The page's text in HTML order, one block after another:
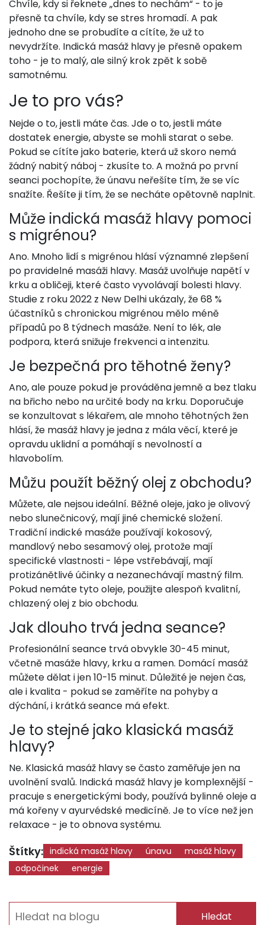
Chvíle, kdy si řeknete „dnes to nechám“ - to je
přesně ta chvíle, kdy se stres hromadí. A pak
jednoho dne se probudíte a cítíte, že už to
nevydržíte. Indická masáž hlavy je přesně opakem
toho - je to malý, ale silný krok zpět k sobě
samotnému.
Je to pro vás?
Nejde o to, jestli máte čas. Jde o to, jestli máte
dostatek energie, abyste se mohli starat o sebe.
Pokud se cítíte jako baterie, která už skoro nemá
žádný nabitý náboj - zkusíte to. A možná po první
seanci pochopíte, že únavu neřešíte tím, že se víc
snažíte. Řešíte ji tím, že se necháte opětovně naplnit.
Může indická masáž hlavy pomoci
s migrénou?
Ano. Mnoho lidí s migrénou hlásí významné zlepšení
po pravidelné masáži hlavy. Masáž uvolňuje napětí v
krku a obličeji, které často vyvolávají bolesti hlavy.
Studie z roku 2022 z New Delhi ukázaly, že 68 %
účastníků s chronickou migrénou mělo méně
případů po 8 týdnech masáže. Není to lék, ale
podpora, která snižuje frekvenci a intenzitu.
Je bezpečná pro těhotné ženy?
Ano, ale pouze pokud je prováděna jemně a bez tlaku
na břicho nebo na určité body na krku. Doporučuje
se konzultovat s lékařem, ale mnoho těhotných žen
hlásí, že masáž hlavy je jedna z mála věcí, které je
opravdu uklidní a pomáhají s nevolností a
hlavobolím.
Můžu použít běžný olej z obchodu?
Můžete, ale nejsou ideální. Běžné oleje, jako je olivový
nebo slunečnicový, mají jiné chemické složení.
Tradiční indické masáže používají kokosový,
mandlový nebo sesamový olej, protože mají
specifické vlastnosti - lépe vstřebávají, mají
protizánětlivé účinky a nezanechávají mastný film.
Pokud nemáte tyto oleje, použijte alespoň kvalitní,
chlazený olej z bio obchodu.
Jak dlouho trvá jedna seance?
Profesionální seance trvá obvykle 30-45 minut,
včetně masáže hlavy, krku a ramen. Domácí masáž
můžete dělat i jen 10-15 minut. Důležité je nejen čas,
ale i kvalita - pokud se zaměříte na pohyby a
dýchání, i krátká seance má efekt.
Je to stejné jako klasická masáž
hlavy?
Ne. Klasická masáž hlavy se často zaměřuje jen na
uvolnění svalů. Indická masáž hlavy je komplexnější -
pracuje s energetickými body, používá bylinné oleje a
má kořeny v ayurvédské medicíně. Je to více než jen
relaxace - je to obnova systému.
Štítky: indická masáž hlavy únavu
masáž hlavy
odpočinek
energie
Hledat